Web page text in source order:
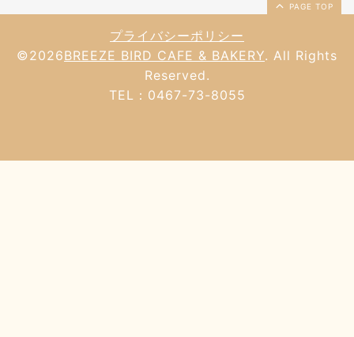
PAGE TOP
プライバシーポリシー
©2026BREEZE BIRD CAFE & BAKERY. All Rights
Reserved.
TEL：0467-73-8055